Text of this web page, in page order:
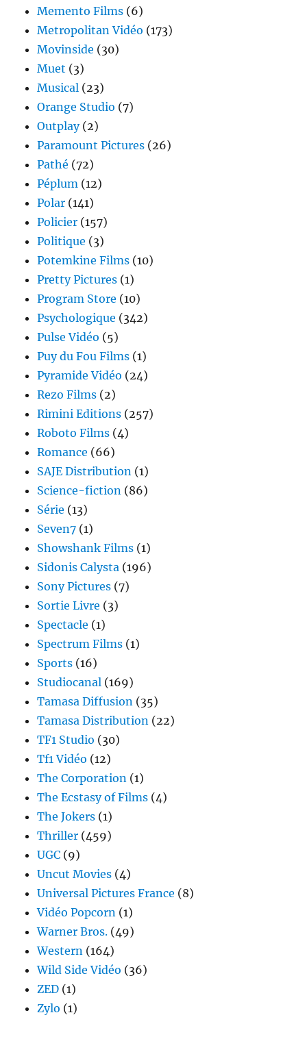
Memento Films (6)
Metropolitan Vidéo (173)
Movinside (30)
Muet (3)
Musical (23)
Orange Studio (7)
Outplay(2)
Paramount Pictures (26)
Pathé (72)
Péplum (12)
Polar (141)
Policier (157)
Politique (3)
Potemkine Films (10)
Pretty Pictures (1)
Program Store (10)
Psychologique (342)
Pulse Vidéo (5)
Puy du Fou Films (1)
Pyramide Vidéo (24)
Rezo Films (2)
Rimini Editions (257)
Roboto Films (4)
Romance (66)
SAJE Distribution (1)
Science-fiction (86)
Série (13)
Seven7 (1)
Showshank Films (1)
Sidonis Calysta (196)
Sony Pictures (7)
Sortie Livre (3)
Spectacle (1)
Spectrum Films (1)
Sports (16)
Studiocanal (169)
Tamasa Diffusion (35)
Tamasa Distribution (22)
TF1 Studio (30)
Tf1 Vidéo (12)
The Corporation (1)
The Ecstasy of Films (4)
The Jokers (1)
Thriller (459)
UGC (9)
Uncut Movies (4)
Universal Pictures France (8)
Vidéo Popcorn (1)
Warner Bros. (49)
Western (164)
Wild Side Vidéo (36)
ZED (1)
Zylo (1)